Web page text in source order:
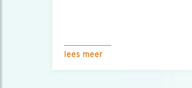
lees meer